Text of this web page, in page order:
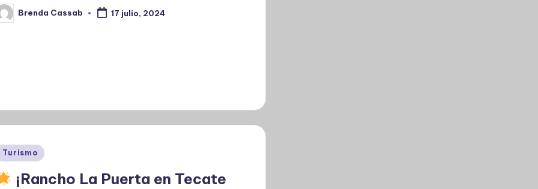
Brenda Cassab 17 julio, 2024
Turismo
¡Rancho La Puerta en Tecate